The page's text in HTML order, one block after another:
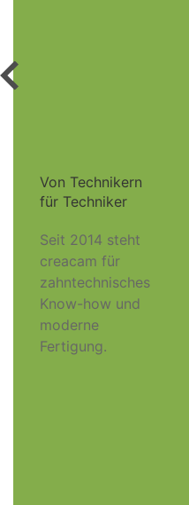
Von Technikern
für Techniker
Seit 2014 steht
creacam für
zahntechnisches
Know-how und
moderne
Fertigung.